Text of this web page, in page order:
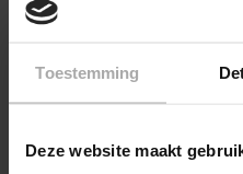
Toestemming
Deze website maakt
€ 10,35 In winkelwagen